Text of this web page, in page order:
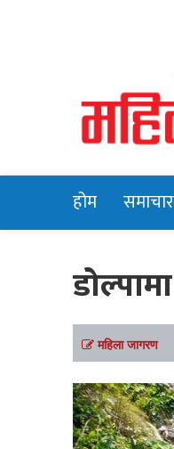
होम समाचार
महिला जागरण